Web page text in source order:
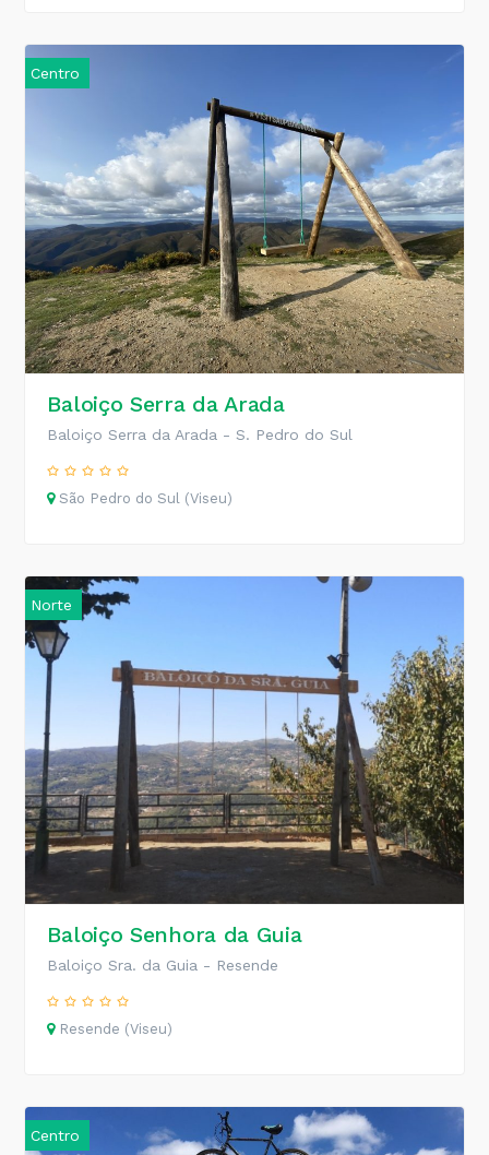
Centro
Baloiço Serra da Arada
Baloiço Serra da Arada - S. Pedro do Sul
São Pedro do Sul (Viseu)
Norte
Baloiço Senhora da Guia
Baloiço Sra. da Guia - Resende
Resende (Viseu)
Centro